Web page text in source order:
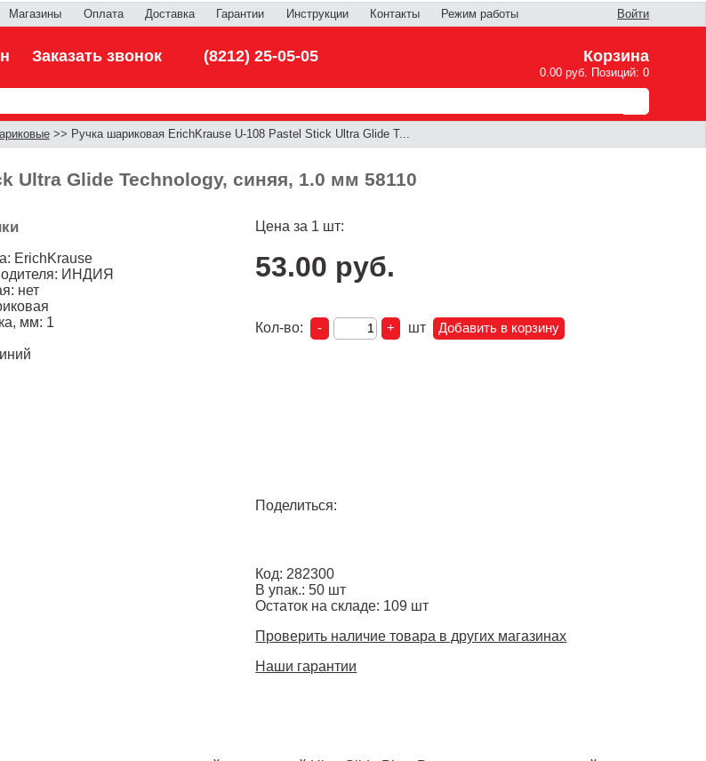
Магазины Оплата Доставка Гарантии Инструкции Контакты Режим работы Войти
Заказать звонок (8212) 25-05-05 Корзина
0.00 руб. Позиций: 0
>> Ручка шариковая ErichKrause U-108 Pastel Stick Ultra Glide T...
Ultra Glide Technology, синяя, 1.0 мм 58110
ErichKrause
ИНДИЯ
нет
мм: 1
Цена за 1 шт:
53.00 руб.
Кол-во: шт
Поделиться:
Код: 282300
В упак.: 50 шт
Остаток на складе: 109 шт
Проверить наличие товара в других магазинах
Наши гарантии